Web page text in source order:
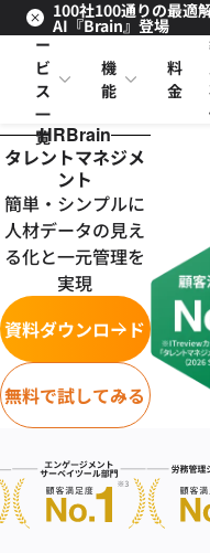
100社100通りの最適
AI『Brain』登場
サ
ー
ビ
ス
一
覧
機
能
料
金
HRBrain
タレントマネジメ
ント
簡単・シンプルに
人材データの見え
る化と一元管理を
実現
資料ダウンロード
無料で試してみる